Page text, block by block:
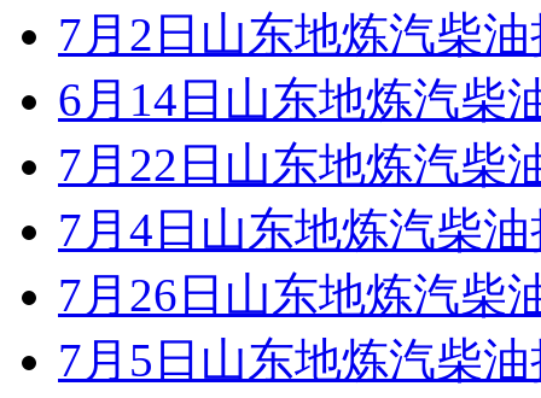
7月2日山东地炼汽柴
6月14日山东地炼汽柴
7月22日山东地炼汽柴
7月4日山东地炼汽柴
7月26日山东地炼汽柴
7月5日山东地炼汽柴